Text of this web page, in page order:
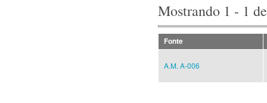
Mostrando 1 - 1
Fonte
A.M. A-006